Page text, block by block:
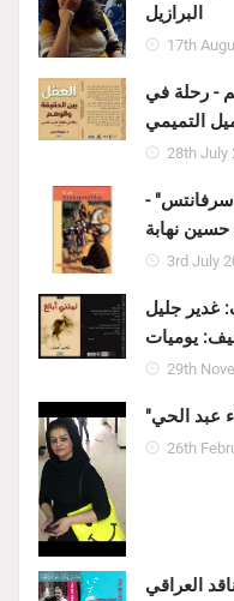
البرازيل
17th
- رحلة في
التميمي
28th July
-
حسين نهابة
3rd July
غدير جليل
يوميات
29th
عبد الحي
26th
العراقي